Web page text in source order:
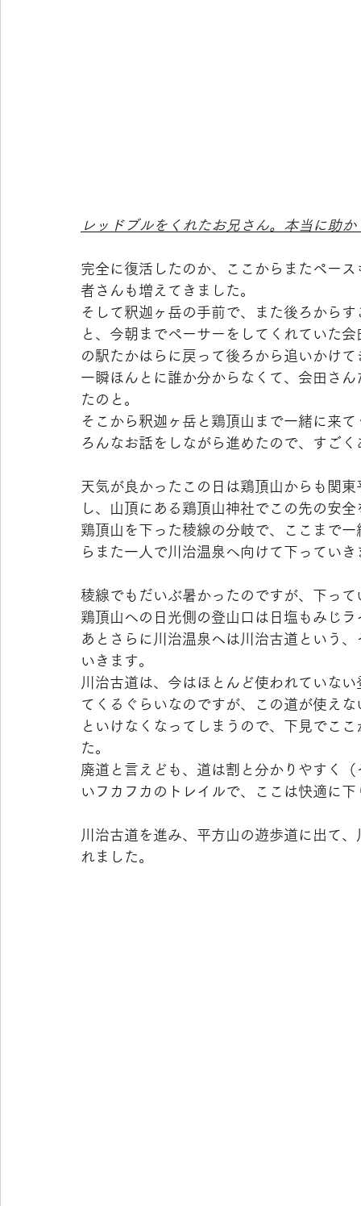
レッドブルをくれたお兄さん。本当に助か
完全に復活したのか、ここからまたペー
者さんも増えてきました。
そして釈迦ヶ岳の手前で、また後ろから
と、今朝までペーサーをしてくれていた
の駅たかはらに戻って後ろから追いかけ
一瞬ほんとに誰か分からなくて、会田さ
たのと。
そこから釈迦ヶ岳と鶏頂山まで一緒に来
ろんなお話をしながら進めたので、すご
天気が良かったこの日は鶏頂山からも関
し、山頂にある鶏頂山神社でこの先の安
鶏頂山を下った稜線の分岐で、ここまで
らまた一人で川治温泉へ向けて下っていき
稜線でもだいぶ暑かったのですが、下っ
鶏頂山への日光側の登山口は日塩もみじ
あとさらに川治温泉へは川治古道という
いきます。
川治古道は、今はほとんど使われていな
てくるぐらいなのですが、この道が使え
といけなくなってしまうので、下見でこ
た。
廃道と言えども、道は割と分かりやすく
いフカフカのトレイルで、ここは快適に
川治古道を進み、平方山の遊歩道に出て
れました。